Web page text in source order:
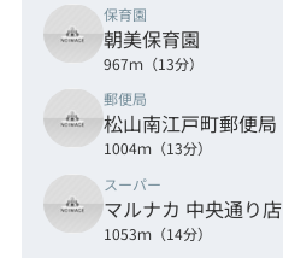
保育園
朝美保育園
967ｍ（13分）
郵便局
松山南江戸町郵便局
1004ｍ（13分）
スーパー
マルナカ 中央通り店
1053ｍ（14分）